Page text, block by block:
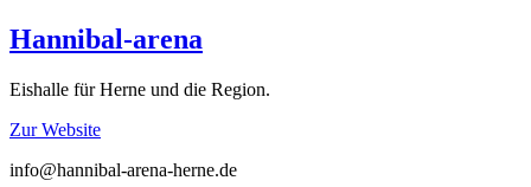
Hannibal-arena
Eishalle für Herne und die Region.
Zur Website
info@hannibal-arena-herne.de